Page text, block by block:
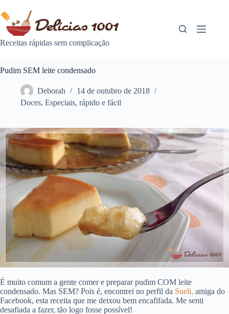
para
conteúdo
Receitas rápidas sem complicação
Pudim SEM leite condensado
Deborah
14 de outubro de 2018
Doces, Especiais, rápido e fácil
É muito comum a gente comer e preparar pudim COM leite
condensado. Mas SEM? Pois é, encontrei no perfil da Sueli, amiga do
Facebook, esta receita que me deixou bem encafifada. Me senti
desafiada a fazer, tão logo fosse possível!